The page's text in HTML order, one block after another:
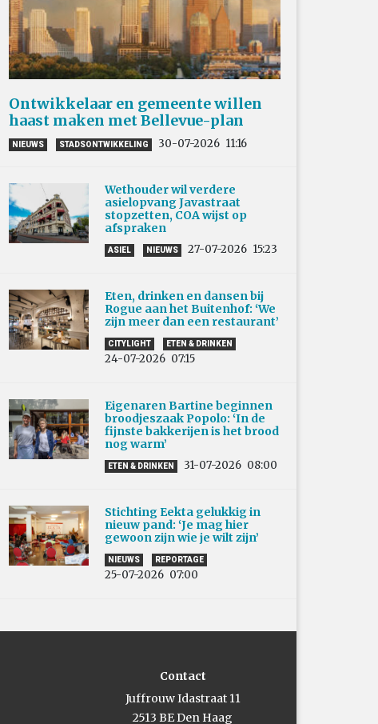
Ontwikkelaar en gemeente willen
haast maken met Bellevue-plan
NIEUWS STADSONTWIKKELING 30-07-2026 11:16
Wethouder wil verdere
asielopvang Javastraat
stopzetten, COA wijst op
afspraken
ASIEL NIEUWS 27-07-2026 15:23
Eten, drinken en dansen bij
Rogue aan het Buitenhof: ‘We
zijn meer dan een restaurant’
CITYLIGHT ETEN & DRINKEN
24-07-2026 07:15
Eigenaren Bartine beginnen
broodjeszaak Popolo: ‘In de
fijnste bakkerijen is het brood
nog warm’
ETEN & DRINKEN 31-07-2026 08:00
Stichting Eekta gelukkig in
nieuw pand: ‘Je mag hier
gewoon zijn wie je wilt zijn’
NIEUWS REPORTAGE
25-07-2026 07:00
Contact
Juffrouw Idastraat 11
2513 BE Den Haag